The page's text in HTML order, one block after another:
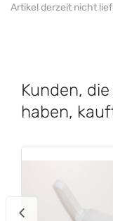
Artikel derzeit nicht
Kunden,
haben,